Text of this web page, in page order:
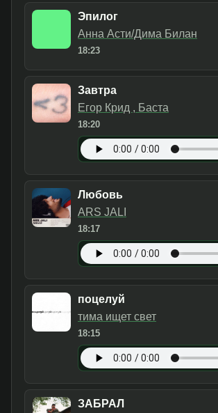
Эпилог
Анна Асти/Дима Билан
18:23
Завтра
Егор Крид , Баста
18:20
Любовь
ARS JALI
18:17
поцелуй
тима ищет свет
18:15
ЗАБРАЛ